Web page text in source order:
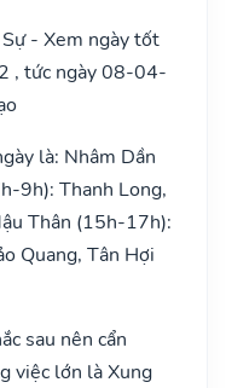
- Xem ngày tốt
, tức ngày 08-04-
là: Nhâm Dần
9h): Thanh Long,
Thân (15h-17h):
Quang, Tân Hợi
sau nên cẩn
việc lớn là Xung